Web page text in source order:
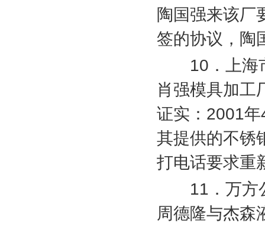
陶国强来该厂
签的协议，陶
10 ．上
肖强模具加工
证实： 2001年
其提供的不锈
打电话要求重
11 ．万
周德隆与杰森